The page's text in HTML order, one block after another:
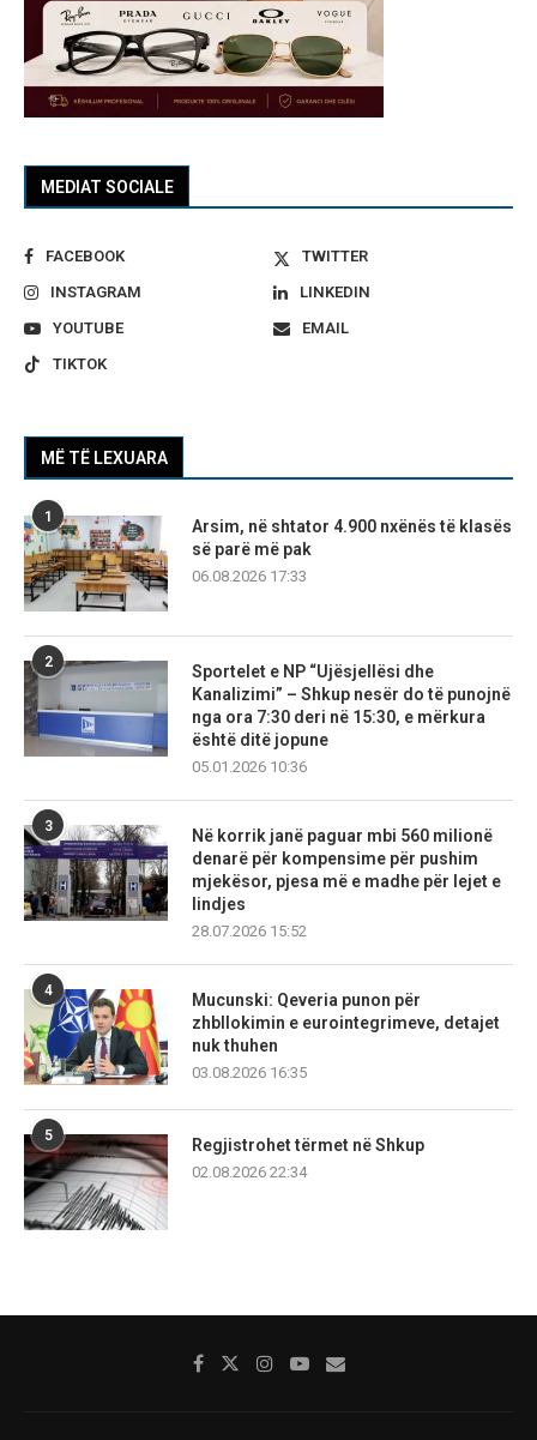
MEDIAT SOCIALE
FACEBOOK
TWITTER
INSTAGRAM
LINKEDIN
YOUTUBE
EMAIL
TIKTOK
MË TË LEXUARA
1
Arsim, në shtator 4.900 nxënës të klasës
së parë më pak
06.08.2026 17:33
2
Sportelet e NP “Ujësjellësi dhe
Kanalizimi” – Shkup nesër do të punojnë
nga ora 7:30 deri në 15:30, e mërkura
është ditë jopune
05.01.2026 10:36
3
Në korrik janë paguar mbi 560 milionë
denarë për kompensime për pushim
mjekësor, pjesa më e madhe për lejet e
lindjes
28.07.2026 15:52
4
Mucunski: Qeveria punon për
zhbllokimin e eurointegrimeve, detajet
nuk thuhen
03.08.2026 16:35
5
Regjistrohet tërmet në Shkup
02.08.2026 22:34